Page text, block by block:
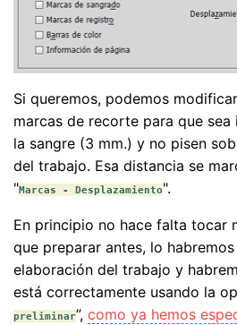
Si queremos, podemos
marcas de recorte para que
la sangre (3 mm.) y no pisen
del trabajo. Esa distancia se
"Marcas - Desplazamiento".
En principio no hace falta tocar
que preparar antes, lo
elaboración del trabajo y
está correctamente usando la
preliminar”, como ya hemos